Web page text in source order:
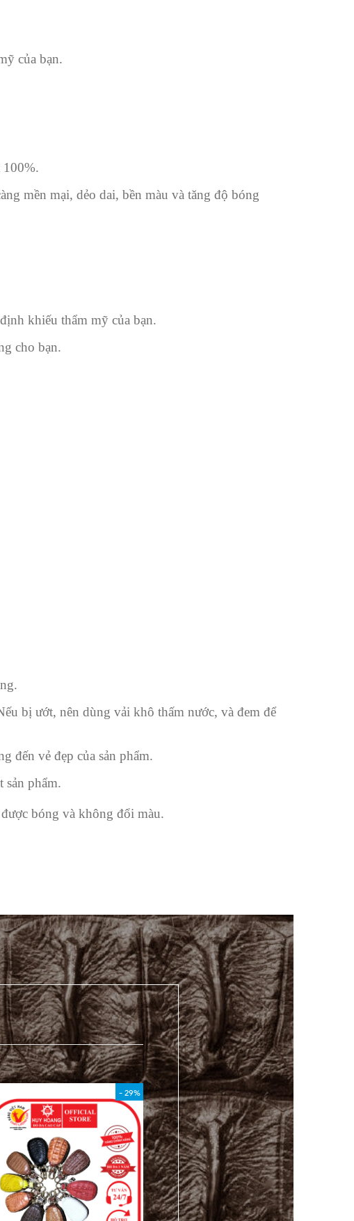
của bạn.
100%.
mền mại, dẻo dai, bền màu và tăng độ bóng
khiếu thẩm mỹ của bạn.
cho bạn.
bị ướt, nên dùng vải khô thấm nước, và đem để
đến vẻ đẹp của sản phẩm.
sản phẩm.
bóng và không đổi màu.
- 29%